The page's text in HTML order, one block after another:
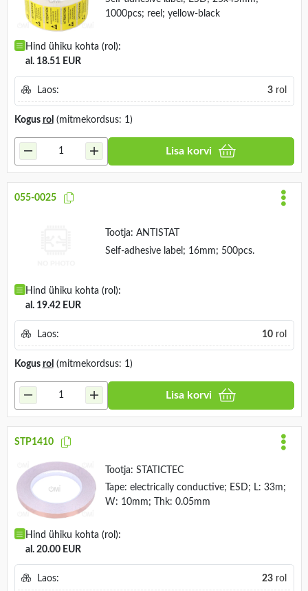
1000pcs; reel; yellow-black
Hind ühiku kohta (rol):
al. 18.51 EUR
Laos: 3rol
Kogus rol (mitmekordsus: 1)
Lisa korvi
055-0025
Tootja: ANTISTAT
Self-adhesive label; 16mm; 500pcs.
Hind ühiku kohta (rol):
al. 19.42 EUR
Laos: 10rol
Kogus rol (mitmekordsus: 1)
Lisa korvi
STP1410
Tootja: STATICTEC
Tape: electrically conductive; ESD; L: 33m;
W: 10mm; Thk: 0.05mm
Hind ühiku kohta (rol):
al. 20.00 EUR
Laos: 23rol